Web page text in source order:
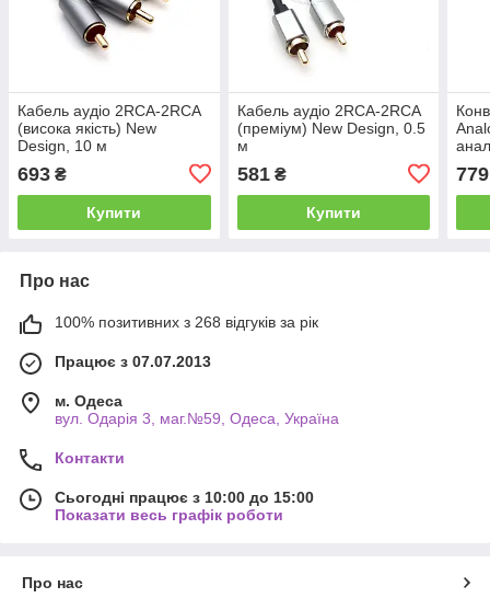
Кабель аудіо 2RCA-2RCA
(висока якість) New
Design, 10 м
693 ₴
Купити
Кабель аудіо 2RCA-2RCA
(преміум) New Design, 0.5
м
581₴
Купити
779
Про нас
100% позитивних з 268 відгуків за рік
Працює з 07.07.2013
м. Одеса
вул. Одарiя 3, маг.№59, Одеса, Україна
Контакти
Сьогодні працює з 10:00 до 15:00
Показати весь графік роботи
Про нас